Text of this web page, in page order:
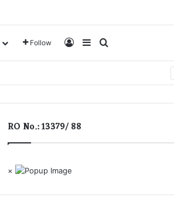
Follow Log InSidebar
RO No.: 13379/ 88
×